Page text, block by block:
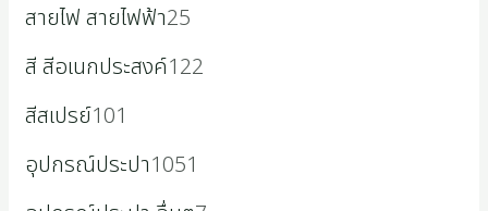
สายไฟ สายไฟฟ้า25
สี สีอเนกประสงค์122
สีสเปรย์101
อุปกรณ์ประปา1051